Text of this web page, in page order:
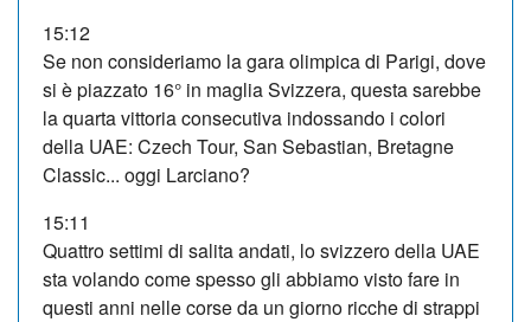
15:12
Se non consideriamo la gara olimpica di Parigi, dove
si è piazzato 16° in maglia Svizzera, questa sarebbe
la quarta vittoria consecutiva indossando i colori
della UAE: Czech Tour, San Sebastian, Bretagne
Classic... oggi Larciano?
15:11
Quattro settimi di salita andati, lo svizzero della UAE
sta volando come spesso gli abbiamo visto fare in
questi anni nelle corse da un giorno ricche di strappi